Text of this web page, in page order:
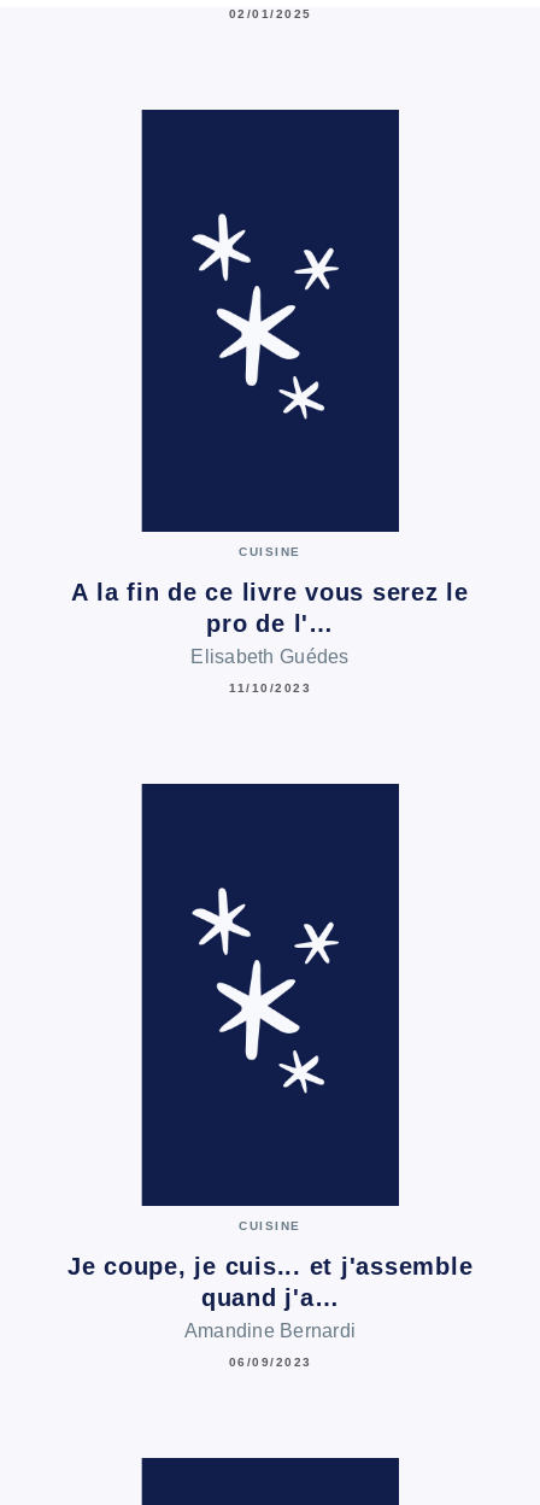
02/01/2025
CUISINE
A la fin de ce livre vous serez le
pro de l'…
Elisabeth Guédes
11/10/2023
CUISINE
Je coupe, je cuis... et j'assemble
quand j'a…
Amandine Bernardi
06/09/2023